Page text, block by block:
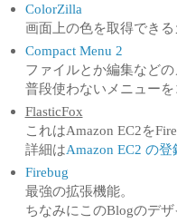
ColorZilla
画面上の色を取得できる
Compact Menu 2
ファイルとか編集など
普段使わないメニュー
FlasticFox
これはAmazon EC2を
詳細はAmazon EC2 の
Firebug
最強の拡張機能。
ちなみにこのBlogのデ